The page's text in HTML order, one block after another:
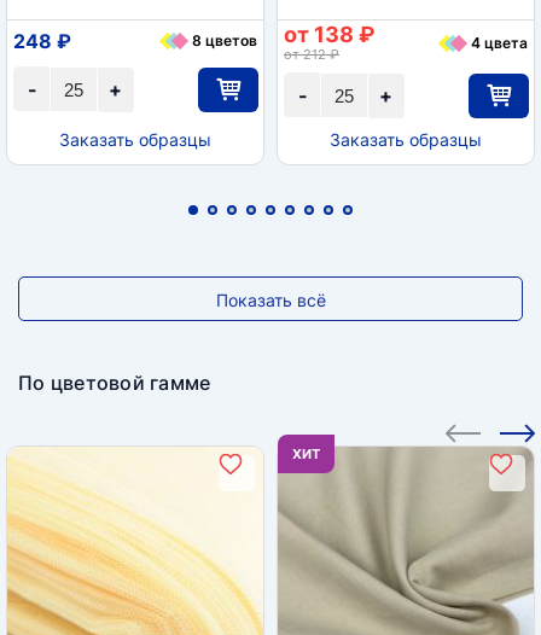
+
-
248 ₽ 8 цветов
Заказать образцы
+
-
от 138 ₽
от 212 ₽
4 цвета
Заказать образцы
Показать всё
По цветовой гамме
ХИТ